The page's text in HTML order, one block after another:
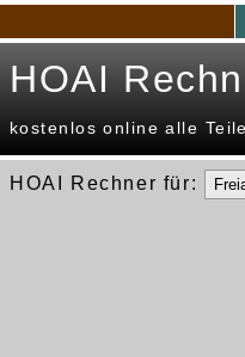
HOAI
kostenlos online alle
HOAI Rechner für: